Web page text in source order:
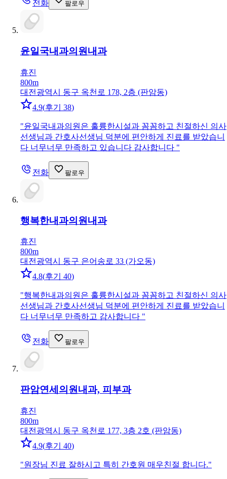
전화 팔로우
윤일국내과의원 내과
휴진
800m
대전광역시 동구 옥천로 178, 2층 (판암동)
4.9(후기 38)
"윤일국내과의원은 훌륭한시설과 꼼꼼하고 친절하신 의사
선생님과 간호사선생님 덕분에 편안하게 진료를 받았습니
다 너무너무 만족하고 있습니다 감사합니다 "
전화 팔로우
행복한내과의원 내과
휴진
800m
대전광역시 동구 은어송로 33 (가오동)
4.8(후기 40)
"행복한내과의원은 훌륭한시설과 꼼꼼하고 친절하신 의사
선생님과 간호사선생님 덕분에 편안하게 진료를 받았습니
다 너무너무 만족하고 감사합니다 "
전화 팔로우
판암연세의원 내과, 피부과
휴진
800m
대전광역시 동구 옥천로 177, 3층 2호 (판암동)
4.9(후기 40)
"원장님 진료 잘하시고 특히 간호원 매우친절 합니다."